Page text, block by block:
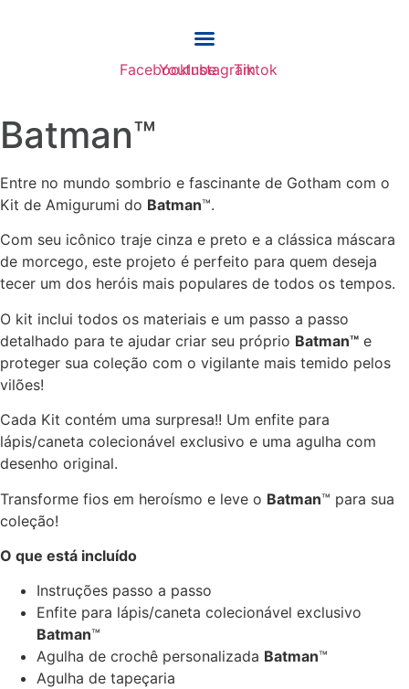
FacebookYoutubeInstagramTiktok
Batman™
Entre no mundo sombrio e fascinante de Gotham com o
Kit de Amigurumi do Batman™.
Com seu icônico traje cinza e preto e a clássica máscara
de morcego, este projeto é perfeito para quem deseja
tecer um dos heróis mais populares de todos os tempos.
O kit inclui todos os materiais e um passo a passo
detalhado para te ajudar criar seu próprio Batman™ e
proteger sua coleção com o vigilante mais temido pelos
vilões!
Cada Kit contém uma surpresa!! Um enfite para
lápis/caneta colecionável exclusivo e uma agulha com
desenho original.
Transforme fios em heroísmo e leve o Batman™ para sua
coleção!
O que está incluído
Instruções passo a passo
Enfite para lápis/caneta colecionável exclusivo
Batman™
Agulha de crochê personalizada Batman™
Agulha de tapeçaria